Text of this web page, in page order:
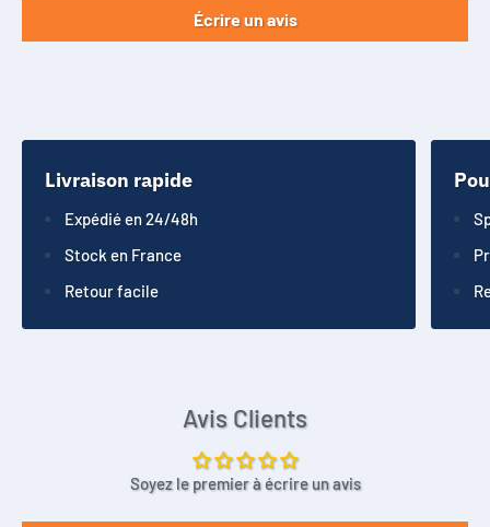
Écrire un avis
Livraison rapide
Expédié en 24/48h
Stock en France
Retour facile
Avis Clients
Soyez le premier à écrire un avis